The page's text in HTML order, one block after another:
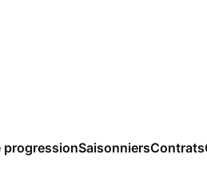
progressionSaisonniersContrats